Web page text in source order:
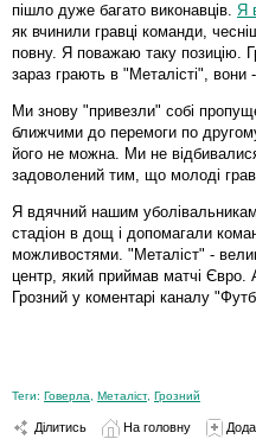
пішло дуже багато виконавців. Я
як вчинили гравці команди,
повну. Я поважаю таку позицію.
зараз грають в "Металісті", вони -
Ми знову "привезли" собі
ближчими до перемоги по
його не можна. Ми не
задоволений тим, що молоді
Я вдячний нашим
стадіон в дощ і допомагали
можливостями. "Металіст" -
центр, який приймав матчі Євро.
Грозний у коментарі каналу
Теги: Говерла Металіст, Грозний
Ділитись На головну